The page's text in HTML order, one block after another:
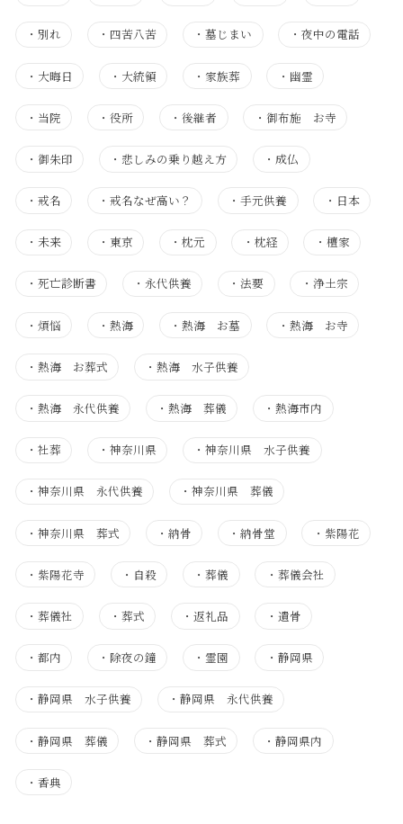
・ 別れ ・ 四苦八苦 ・墓じまい ・ 夜中の電話
・ 大晦日 ・ 大統領 ・ 家族葬 ・ 幽霊
・ 当院 ・役所 ・後継者 ・ 御布施 お寺
・ 御朱印 ・ 悲しみの乗り越え方 ・成仏
・ 戒名 ・戒名なぜ高い？ ・手元供養 ・ 日本
・ 未来 ・ 東京 ・枕元 ・ 枕経 ・ 檀家
・ 死亡診断書 ・永代供養 ・法要 ・ 浄土宗
・ 煩悩 ・熱海 ・熱海 お墓 ・ 熱海 お寺
・ 熱海 お葬式 ・熱海 水子供養
・ 熱海 永代供養 ・熱海 葬儀 ・熱海市内
・ 社葬 ・神奈川県 ・神奈川県 水子供養
・ 神奈川県 永代供養 ・神奈川県 葬儀
・ 神奈川県 葬式 ・納骨 ・納骨堂 ・ 紫陽花
・ 紫陽花寺 ・ 自殺 ・葬儀 ・ 葬儀会社
・ 葬儀社 ・葬式 ・返礼品 ・ 遺骨
・ 都内 ・ 除夜の鐘 ・霊園 ・ 静岡県
・ 静岡県 水子供養 ・静岡県 永代供養
・ 静岡県 葬儀 ・静岡県 葬式 ・静岡県内
・ 香典